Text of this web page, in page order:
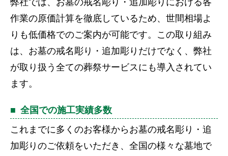
作業の原価計算を徹底しているため、世間相場よ
りも低価格でのご案内が可能です。この取り組み
は、お墓の戒名彫り・追加彫りだけでなく、弊社
が取り扱う全ての葬祭サービスにも導入されてい
ます。
全国での施工実績多数
これまでに多くのお客様からお墓の戒名彫り・追
加彫りのご依頼をいただき、全国の様々な墓地で